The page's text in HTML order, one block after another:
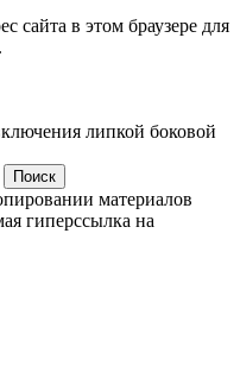
сайта в этом браузере для
липкой боковой
материалов
гиперссылка на